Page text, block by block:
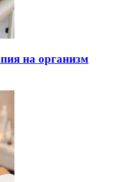
на организм